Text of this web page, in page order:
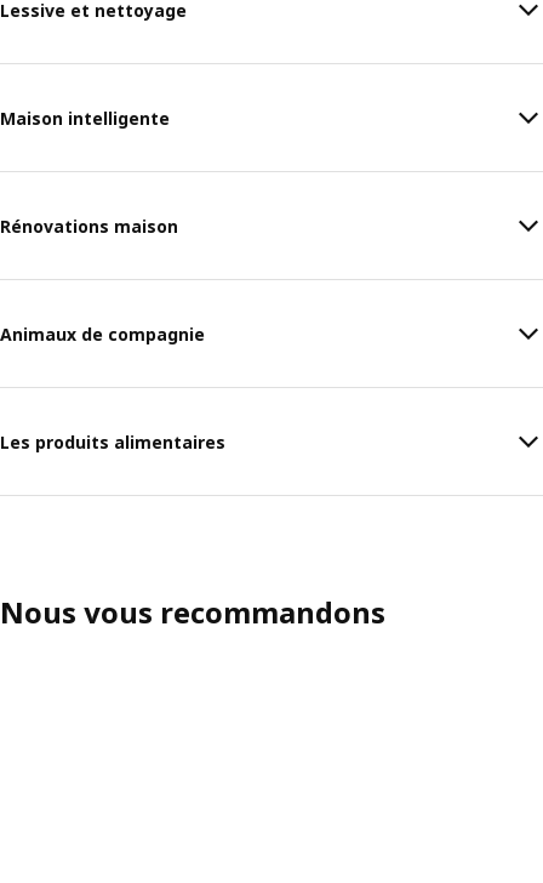
Lessive et nettoyage
Maison intelligente
Rénovations maison
Animaux de compagnie
Les produits alimentaires
Nous vous recommandons